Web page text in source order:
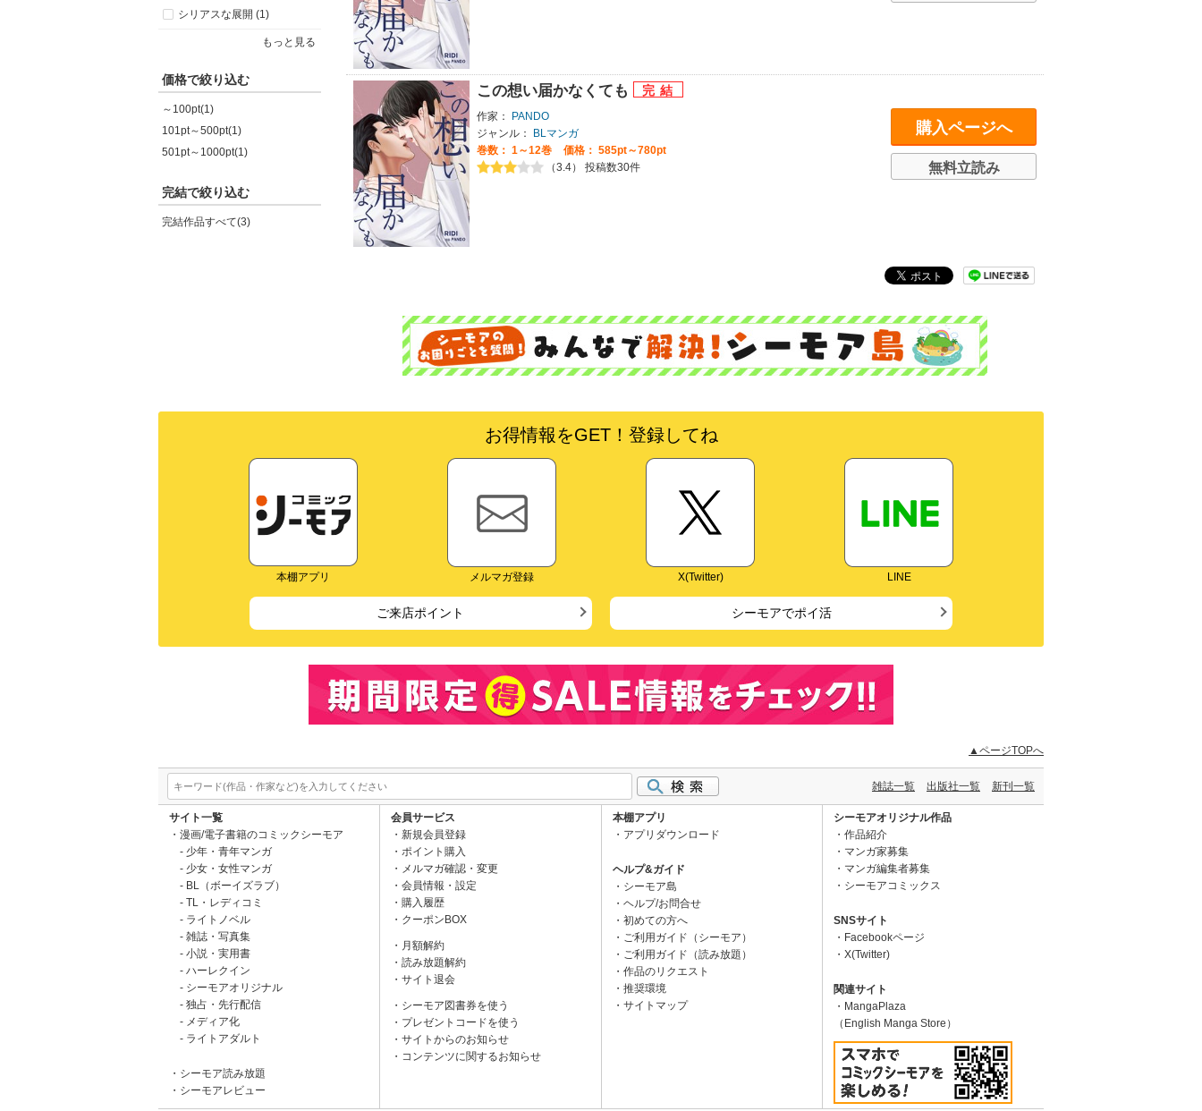
シリアスな展開 (1)
もっと見る
価格で絞り込む
～100pt(1)
101pt～500pt(1)
501pt～1000pt(1)
完結で絞り込む
完結作品すべて(3)
この想い届かなくても
作家：
PANDO
ジャンル：
BLマンガ
巻数： 1～12巻
価格： 585pt～780pt
（3.4） 投稿数30件
購入ページへ
無料立読み
お得情報をGET！登録してね
本棚アプリ メルマガ登録 X(Twitter) LINE
ご来店ポイント シーモアでポイ活
▲ページTOPへ
雑誌一覧 出版社一覧 新刊一覧
サイト一覧
漫画/電子書籍のコミックシーモア
少年・青年マンガ
少女・女性マンガ
BL（ボーイズラブ）
TL・レディコミ
ライトノベル
雑誌・写真集
小説・実用書
ハーレクイン
シーモアオリジナル
独占・先行配信
メディア化
ライトアダルト
シーモア読み放題
シーモアレビュー
会員サービス
新規会員登録
ポイント購入
メルマガ確認・変更
会員情報・設定
購入履歴
クーポンBOX
月額解約
読み放題解約
サイト退会
シーモア図書券を使う
プレゼントコードを使う
サイトからのお知らせ
コンテンツに関するお知らせ
本棚アプリ
アプリダウンロード
ヘルプ&ガイド
シーモア島
ヘルプ/お問合せ
初めての方へ
ご利用ガイド（シーモア）
ご利用ガイド（読み放題）
作品のリクエスト
推奨環境
サイトマップ
シーモアオリジナル作品
作品紹介
マンガ家募集
マンガ編集者募集
シーモアコミックス
SNSサイト
Facebookページ
X(Twitter)
関連サイト
MangaPlaza
（English Manga Store）